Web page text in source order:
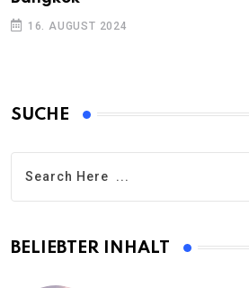
16. AUGUST 2024
SUCHE
BELIEBTER INHALT